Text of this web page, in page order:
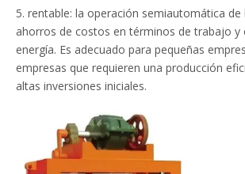
5. rentable: la operación semiautomática
ahorros de costos en términos de trabajo y
energía. Es adecuado para pequeñas
empresas que requieren una producción
altas inversiones iniciales.